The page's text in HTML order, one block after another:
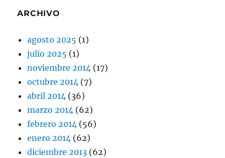
ARCHIVO
agosto 2025 (1)
julio 2025 (1)
noviembre 2014 (17)
octubre 2014 (7)
abril 2014 (36)
marzo 2014 (62)
febrero 2014 (56)
enero 2014 (62)
diciembre 2013 (62)